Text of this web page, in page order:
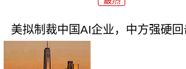
美拟制裁中国AI企业，中方强硬回